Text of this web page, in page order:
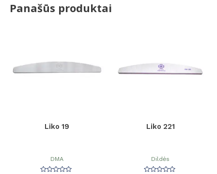
Panašūs produktai
Liko 19
DMA
Liko 221
Dildės